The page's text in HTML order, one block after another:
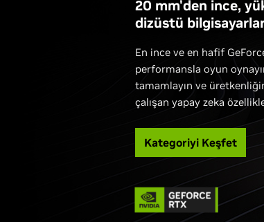
20 mm'den ince,
dizüstü
En ince ve en hafif
performansla oyun
tamamlayın ve
çalışan yapay zeka
Kategoriyi Keşfet